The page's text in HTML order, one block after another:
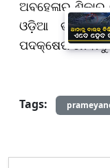
ଅବହେଳାର
ଓଡ଼ିଆ ଭାଷାର
ପଦକ୍ଷେପ
Tags: